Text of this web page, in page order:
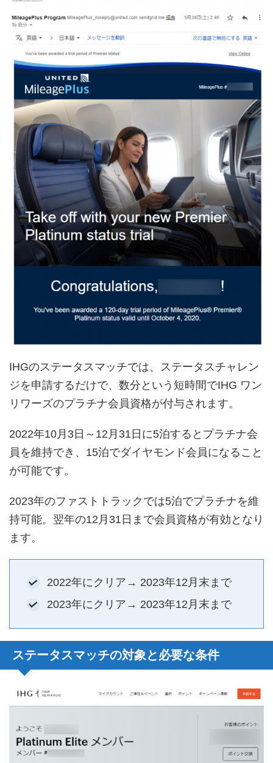
IHGのステータスマッチでは、ステータスチャレン
ジを申請するだけで、数分という短時間でIHG ワン
リワーズのプラチナ会員資格が付与されます。
2022年10月3日～12月31日に5泊するとプラチナ会
員を維持でき、15泊でダイヤモンド会員になること
が可能です。
2023年のファストトラックでは5泊でプラチナを維
持可能。翌年の12月31日まで会員資格が有効となり
ます。
2022年にクリア→ 2023年12月末まで
2023年にクリア→ 2023年12月末まで
ステータスマッチの対象と必要な条件